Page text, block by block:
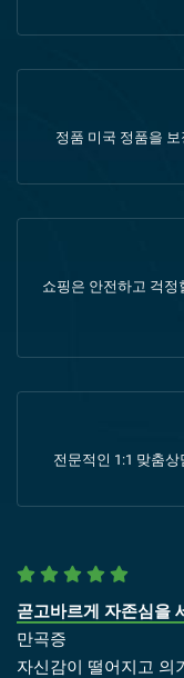
정품 미국 정품을
쇼핑은 안전하고 걱
전문적인 1:1 맞춤
곧고바르게 자존심을
만곡증
자신감이 떨어지고 의